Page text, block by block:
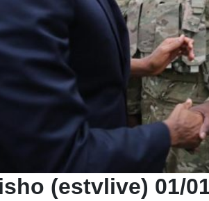
(estvlive) 01/